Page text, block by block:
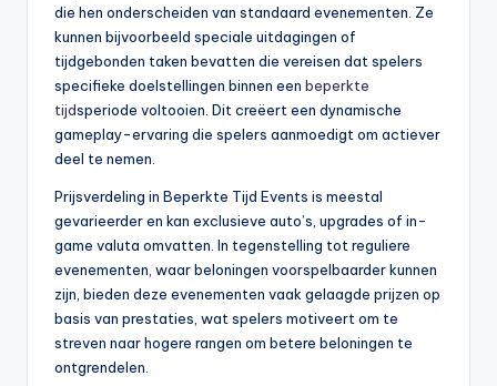
die hen onderscheiden van standaard evenementen. Ze
kunnen bijvoorbeeld speciale uitdagingen of
tijdgebonden taken bevatten die vereisen dat spelers
specifieke doelstellingen binnen een beperkte
tijdsperiode voltooien. Dit creëert een dynamische
gameplay-ervaring die spelers aanmoedigt om actiever
deel te nemen.
Prijsverdeling in Beperkte Tijd Events is meestal
gevarieerder en kan exclusieve auto’s, upgrades of in-
game valuta omvatten. In tegenstelling tot reguliere
evenementen, waar beloningen voorspelbaarder kunnen
zijn, bieden deze evenementen vaak gelaagde prijzen op
basis van prestaties, wat spelers motiveert om te
streven naar hogere rangen om betere beloningen te
ontgrendelen.